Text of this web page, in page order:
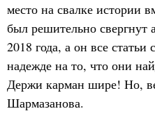
место на свалке истории
был решительно свергнут
2018 года, а он все
надежде на то, что они
Держи карман шире! Но,
Шармазанова.